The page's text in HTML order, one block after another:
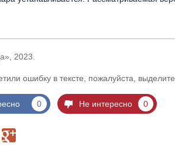
2023.
ошибку в тексте, пожалуйста,
0 Не интересно 0